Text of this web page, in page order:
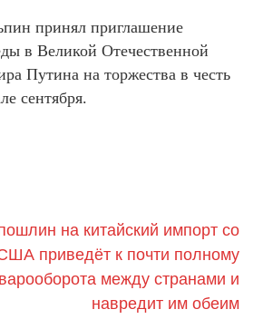
принял приглашение
в Великой Отечественной
Путина на торжества в честь
сентября.
на китайский импорт со
приведёт к почти полному
между странами и
навредит им обеим